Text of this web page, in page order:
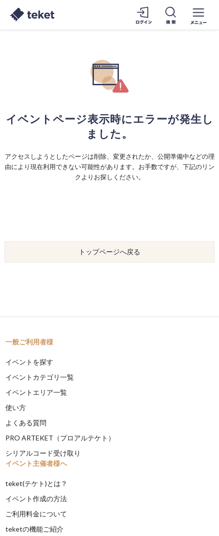
イベントページ表示時にエラーが発生し
ました。
アクセスしようとしたページは削除、変更されたか、公開準備中などの理
由により現在利用できない可能性があります。お手数ですが、下記のリン
クよりお探しください。
トップページへ戻る
一般ご利用者様
イベントを探す
イベントカテゴリ一覧
イベントエリア一覧
使い方
よくある質問
PRO ARTEKET（プロアルテケト）
シリアルコード受け取り
イベント主催者様へ
teket(テケト)とは？
イベント作成の方法
ご利用料金について
teketの機能ご紹介